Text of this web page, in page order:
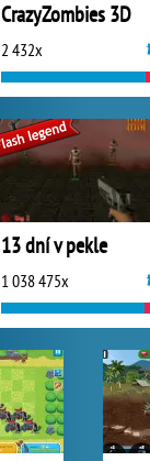
CrazyZombies 3D
2 432x
13 dní v pekle
1 038 475x